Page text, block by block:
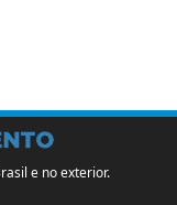
e no exterior.